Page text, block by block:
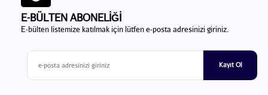
E-BÜLTEN ABONELİĞİ
E-bülten listemize katılmak için lütfen e-posta adresinizi giriniz.
Kayıt Ol